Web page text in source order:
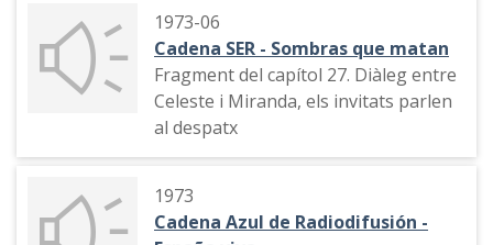
1973-06
Cadena SER - Sombras que matan
Fragment del capítol 27. Diàleg entre
Celeste i Miranda, els invitats parlen
al despatx
1973
Cadena Azul de Radiodifusión -